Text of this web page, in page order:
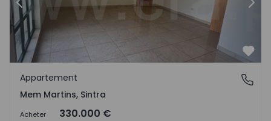
Précédent
Mem Martins, Sintra
Appartement
Mem Martins, Sintra
Acheter 330.000 €